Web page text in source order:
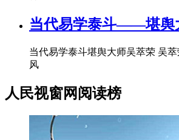
当代易学泰斗——堪舆
当代易学泰斗堪舆大师吴萃荣 吴
风
人民视窗网阅读榜